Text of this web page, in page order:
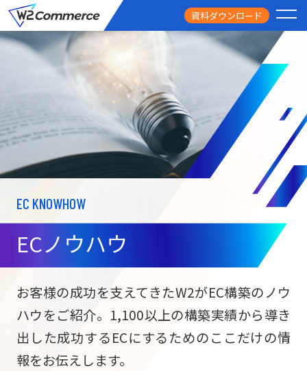
資料ダウンロード
サービス
ECサイト構築
サブスク/定期通販
ECサイト構築
PRICE
料金
FEATURE
導入事例
USEFUL
お役立ち情報
NEWS
ニュース
EC KNOWHOW
ECノウハウ
お客様の成功を支えてきたW2がEC構築のノウ
ハウをご紹介。1,100以上の構築実績から導き
出した成功するECにするためのここだけの情
報をお伝えします。